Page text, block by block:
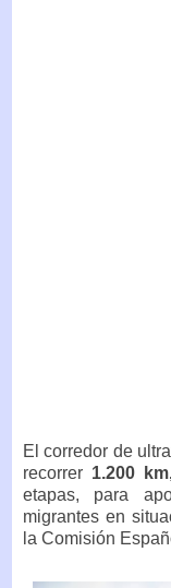
El corredor de
recorrer 1.200
etapas, para
migrantes en
la Comisión